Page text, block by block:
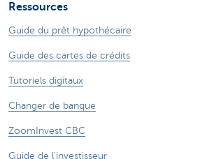
Ressources
Guide du prêt hypothécaire
Guide des cartes de crédits
Tutoriels digitaux
Changer de banque
ZoomInvest CBC
Guide de l'investisseur